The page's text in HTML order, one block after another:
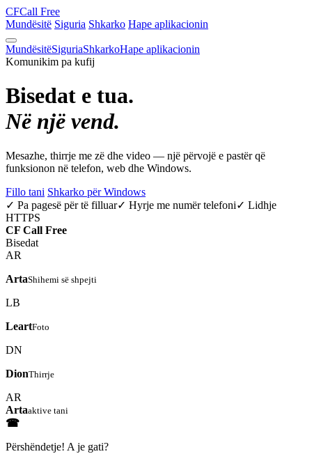
CFCall Free
Mundësitë Siguria Shkarko Hape aplikacionin
MundësitëSiguriaShkarkoHape aplikacionin
Komunikim pa kufij
Bisedat e tua.
Në një vend.
Mesazhe, thirrje me zë dhe video — një përvojë e pastër që
funksionon në telefon, web dhe Windows.
Fillo tani Shkarko për Windows
✓ Pa pagesë për të filluar✓ Hyrje me numër telefoni✓ Lidhje
HTTPS
CF Call Free
Bisedat
AR
ArtaShihemi së shpejti
LB
LeartFoto
DN
DionThirrje
AR
Artaaktive tani
☎
Përshëndetje! A je gati?